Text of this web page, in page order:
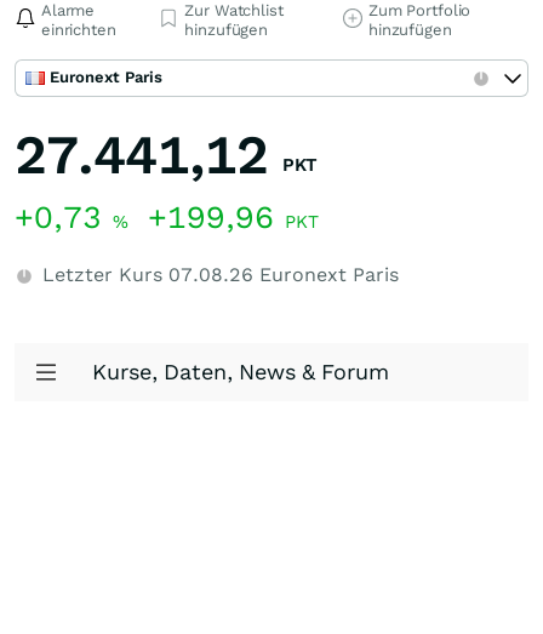
Alarme
einrichten
Zur Watchlist
hinzufügen
Zum Portfolio
hinzufügen
Euronext Paris
27.441,12 PKT
+0,73 % +199,96 PKT
Letzter Kurs 07.08.26 Euronext Paris
Kurse, Daten, News & Forum